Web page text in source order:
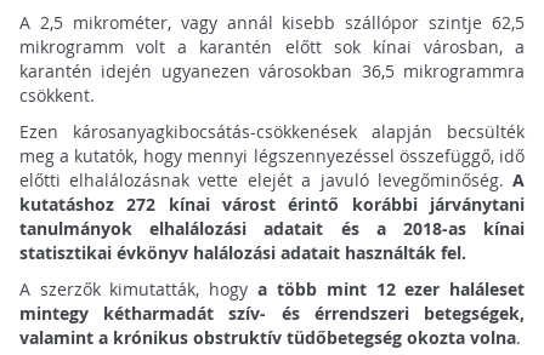
A 2,5 mikrométer, vagy annál kisebb szállópor szintje 62,5
mikrogramm volt a karantén előtt sok kínai városban, a
karantén idején ugyanezen városokban 36,5 mikrogrammra
csökkent.
Ezen károsanyagkibocsátás-csökkenések alapján becsülték
meg a kutatók, hogy mennyi légszennyezéssel összefüggő, idő
előtti elhalálozásnak vette elejét a javuló levegőminőség.A
kutatáshoz 272 kínai várost érintő korábbi járványtani
tanulmányok elhalálozási adatait és a 2018-as kínai
statisztikai évkönyv halálozási adatait használták fel.
A szerzők kimutatták, hogya több mint 12 ezer haláleset
mintegy kétharmadát szív- és érrendszeri betegségek,
valamint a krónikus obstruktív tüdőbetegség okozta volna.